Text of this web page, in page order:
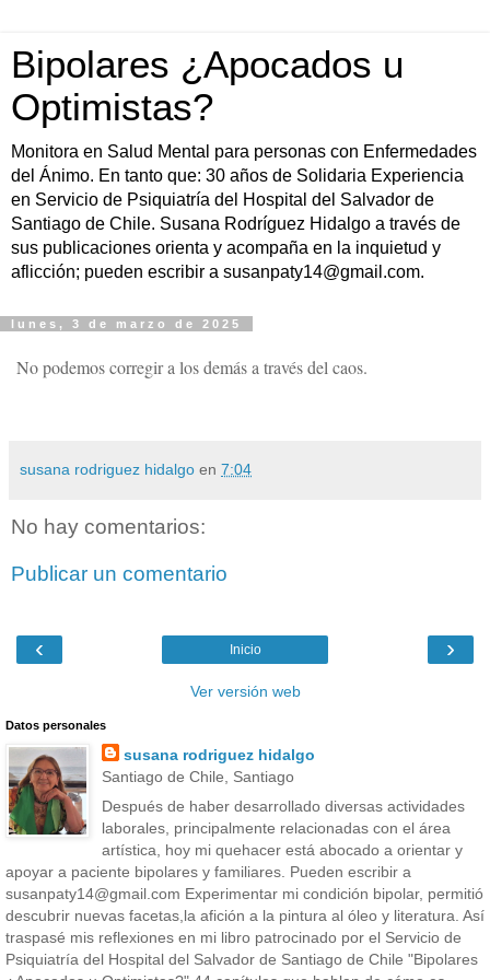
Bipolares ¿Apocados u
Optimistas?
Monitora en Salud Mental para personas con Enfermedades
del Ánimo. En tanto que: 30 años de Solidaria Experiencia
en Servicio de Psiquiatría del Hospital del Salvador de
Santiago de Chile. Susana Rodríguez Hidalgo a través de
sus publicaciones orienta y acompaña en la inquietud y
aflicción; pueden escribir a susanpaty14@gmail.com.
lunes, 3 de marzo de 2025
No podemos corregir a los demás a través del caos.
susana rodriguez hidalgo en 7:04
No hay comentarios:
Publicar un comentario
‹ ›
Inicio
Ver versión web
Datos personales
susana rodriguez hidalgo
Santiago de Chile, Santiago
Después de haber desarrollado diversas actividades
laborales, principalmente relacionadas con el área
artística, hoy mi quehacer está abocado a orientar y
apoyar a paciente bipolares y familiares. Pueden escribir a
susanpaty14@gmail.com Experimentar mi condición bipolar, permitió
descubrir nuevas facetas,la afición a la pintura al óleo y literatura. Así
traspasé mis reflexiones en mi libro patrocinado por el Servicio de
Psiquiatría del Hospital del Salvador de Santiago de Chile "Bipolares